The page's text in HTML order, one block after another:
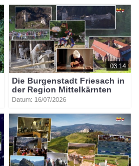
03:14
Die Burgenstadt Friesach in
der Region Mittelkärnten
Datum: 16/07/2026